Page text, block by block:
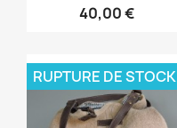
40,00 €
RUPTURE DE STOCK